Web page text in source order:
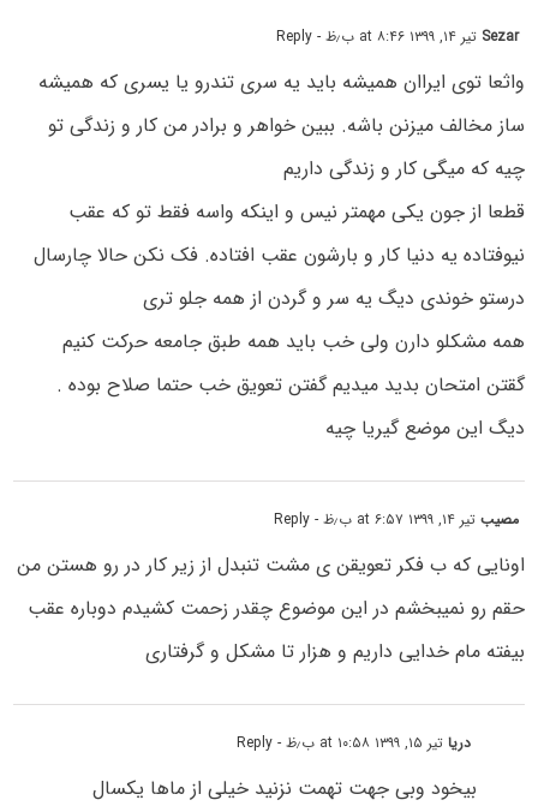
Sezar تیر ۱۴, ۱۳۹۹ at ۸:۴۶ ب٫ظ - Reply
واثعا توی ایراان همیشه باید یه سری تندرو یا یسری که همیشه
ساز مخالف میزنن باشه. ببین خواهر و برادر من کار و زندگی تو
چیه که میگی کار و زندگی داریم
قطعا از جون یکی مهمتر نیس و اینکه واسه فقط تو که عقب
نیوفتاده یه دنیا کار و بارشون عقب افتاده. فک نکن حالا چارسال
درستو خوندی دیگ یه سر و گردن از همه جلو تری
همه مشکلو دارن ولی خب باید همه طبق جامعه حرکت کنیم
گقتن امتحان بدید میدیم گفتن تعویق خب حتما صلاح بوده .
دیگ این موضع گیریا چیه
مصیبتیر ۱۴, ۱۳۹۹ at ۶:۵۷ ب٫ظ - Reply
اونایی که ب فکر تعویقن ی مشت تنبدل از زیر کار در رو هستن من
حقم رو نمیبخشم در این موضوع چقدر زحمت کشیدم دوباره عقب
بیفته مام خدایی داریم و هزار تا مشکل و گرفتاری
دریاتیر ۱۵, ۱۳۹۹ at ۱۰:۵۸ ب٫ظ - Reply
بیخود وبی جهت تهمت نزنید خیلی از ماها یکسال